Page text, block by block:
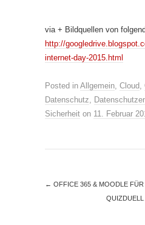
via + Bildquellen von
http://
internet-day-2015.html
Posted in Allgemein, Cloud,
Datenschutz,
Sicherheit on 11. Februar
← OFFICE 365 & MOODLE FÜR
QUIZDUELL